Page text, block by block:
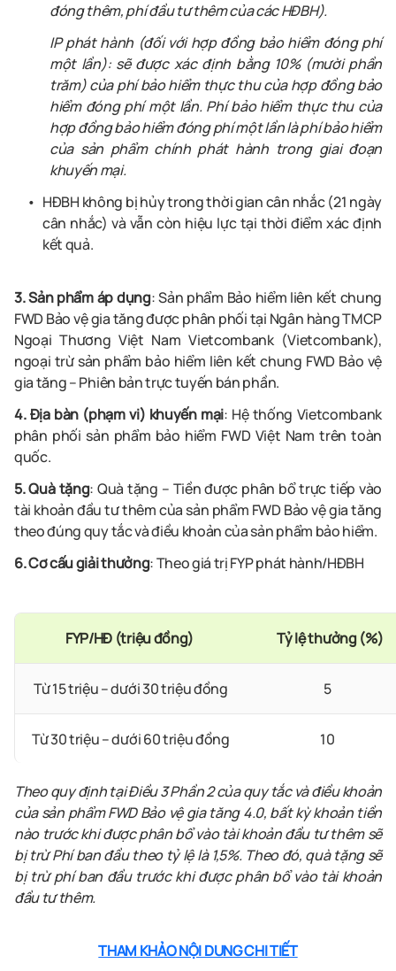
đóng thêm, phí đầu tư thêm của các HĐBH).
IP phát hành (đối với hợp đồng bảo hiểm đóng phí
một lần): sẽ được xác định bằng 10% (mười phần
trăm) của phí bảo hiểm thực thu của hợp đồng bảo
hiểm đóng phí một lần. Phí bảo hiểm thực thu của
hợp đồng bảo hiểm đóng phí một lần là phí bảo hiểm
của sản phẩm chính phát hành trong giai đoạn
khuyến mại.
HĐBH không bị hủy trong thời gian cân nhắc (21 ngày
cân nhắc) và vẫn còn hiệu lực tại thời điểm xác định
kết quả.
3. Sản phẩm áp dụng: Sản phẩm Bảo hiểm liên kết chung
FWD Bảo vệ gia tăng được phân phối tại Ngân hàng TMCP
Ngoại Thương Việt Nam Vietcombank (Vietcombank),
ngoại trừ sản phẩm bảo hiểm liên kết chung FWD Bảo vệ
gia tăng – Phiên bản trực tuyến bán phần.
4. Địa bàn (phạm vi) khuyến mại: Hệ thống Vietcombank
phân phối sản phẩm bảo hiểm FWD Việt Nam trên toàn
quốc.
5. Quà tặng: Quà tặng – Tiền được phân bổ trực tiếp vào
tài khoản đầu tư thêm của sản phẩm FWD Bảo vệ gia tăng
theo đúng quy tắc và điều khoản của sản phẩm bảo hiểm.
6. Cơ cấu giải thưởng: Theo giá trị FYP phát hành/HĐBH
FYP/HĐ (triệu đồng) Tỷ lệ thưởng (%)
Từ 15 triệu – dưới 30 triệu đồng 5
Từ 30 triệu – dưới 60 triệu đồng 10
Từ 60 triệu đồng 25
Theo quy định tại Điều 3 Phần 2 của quy tắc và điều khoản
của sản phẩm FWD Bảo vệ gia tăng 4.0, bất kỳ khoản tiền
nào trước khi được phân bổ vào tài khoản đầu tư thêm sẽ
bị trừ Phí ban đầu theo tỷ lệ là 1,5%. Theo đó, quà tặng sẽ
bị trừ phí ban đầu trước khi được phân bổ vào tài khoản
đầu tư thêm.
THAM KHẢO NỘI DUNG CHI TIẾT